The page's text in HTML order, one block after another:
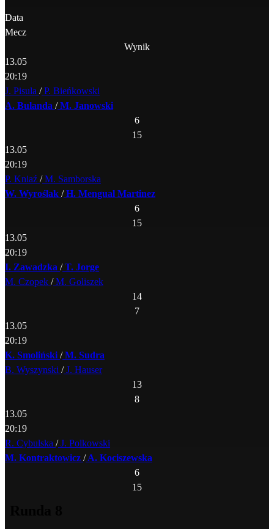
Data
Mecz
Wynik
13.05
20:19
J. Pisula /P. Bieńkowski
A. Bulanda /M. Janowski
6
15
13.05
20:19
P. Kniaź /M. Samborska
W. Wyroślak /H. Mengual Martinez
6
15
13.05
20:19
I. Zawadzka /T. Jorge
M. Czopek /M. Goliszek
14
7
13.05
20:19
K. Smoliński /M. Sudra
B. Wyszynski /J. Hauser
13
8
13.05
20:19
R. Cybulska /J. Polkowski
M. Kontraktowicz /A. Kociszewska
6
15